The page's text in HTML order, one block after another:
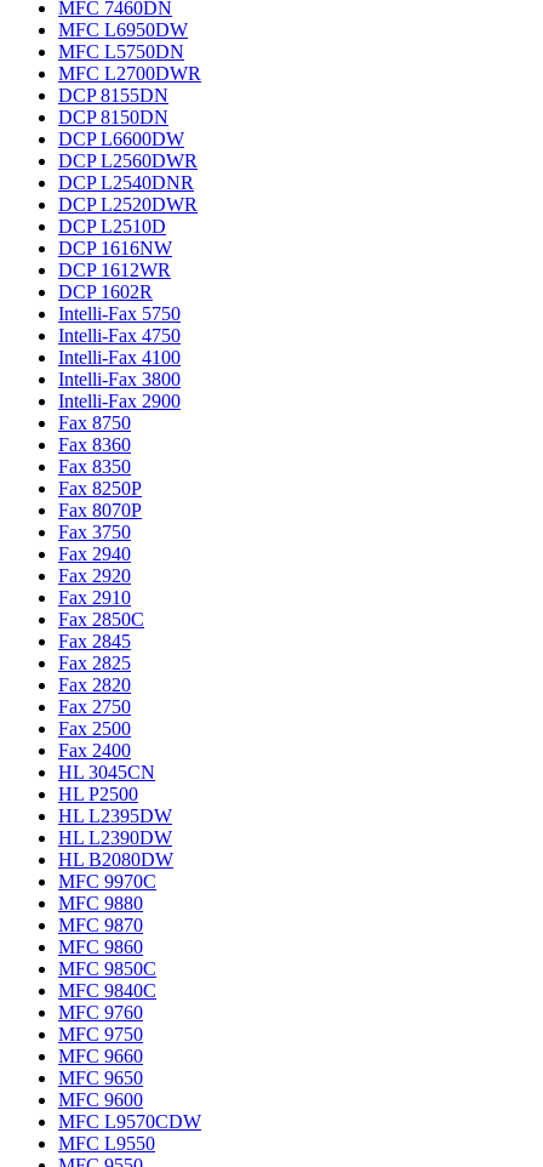
MFC 7460DN
MFC L6950DW
MFC L5750DN
MFC L2700DWR
DCP 8155DN
DCP 8150DN
DCP L6600DW
DCP L2560DWR
DCP L2540DNR
DCP L2520DWR
DCP L2510D
DCP 1616NW
DCP 1612WR
DCP 1602R
Intelli-Fax 5750
Intelli-Fax 4750
Intelli-Fax 4100
Intelli-Fax 3800
Intelli-Fax 2900
Fax 8750
Fax 8360
Fax 8350
Fax 8250P
Fax 8070P
Fax 3750
Fax 2940
Fax 2920
Fax 2910
Fax 2850C
Fax 2845
Fax 2825
Fax 2820
Fax 2750
Fax 2500
Fax 2400
HL 3045CN
HL P2500
HL L2395DW
HL L2390DW
HL B2080DW
MFC 9970C
MFC 9880
MFC 9870
MFC 9860
MFC 9850C
MFC 9840C
MFC 9760
MFC 9750
MFC 9660
MFC 9650
MFC 9600
MFC L9570CDW
MFC L9550